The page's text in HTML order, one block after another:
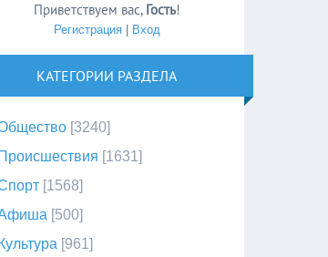
Приветствуем вас, Гость!
Регистрация| Вход
КАТЕГОРИИ РАЗДЕЛА
[3240]
Происшествия [1631]
[1568]
[500]
Культура [961]